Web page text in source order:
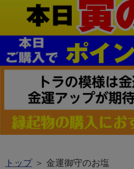
トップ＞ 金運御守のお塩